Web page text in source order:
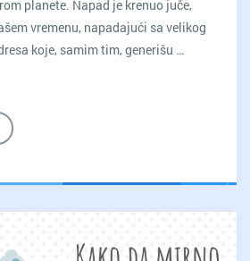
planete. Napad je krenuo juče,
vremenu, napadajući sa velikog
koje, samim tim, generišu …